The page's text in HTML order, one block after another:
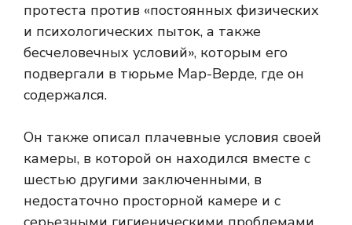
протеста против «постоянных физических
и психологических пыток, а также
бесчеловечных условий», которым его
подвергали в тюрьме Мар-Верде, где он
содержался.
Он также описал плачевные условия своей
камеры, в которой он находился вместе с
шестью другими заключенными, в
недостаточно просторной камере и с